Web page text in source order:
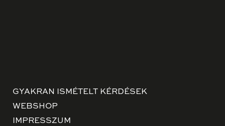
GYAKRAN ISMÉTELT KÉRDÉSEK
WEBSHOP
IMPRESSZUM